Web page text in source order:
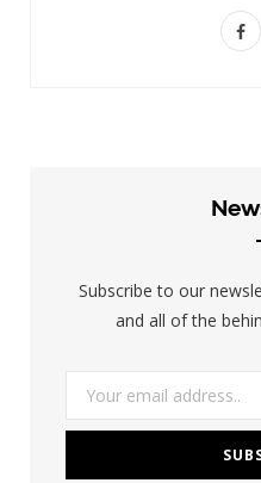
F
k
Subscribe to our
and all of the